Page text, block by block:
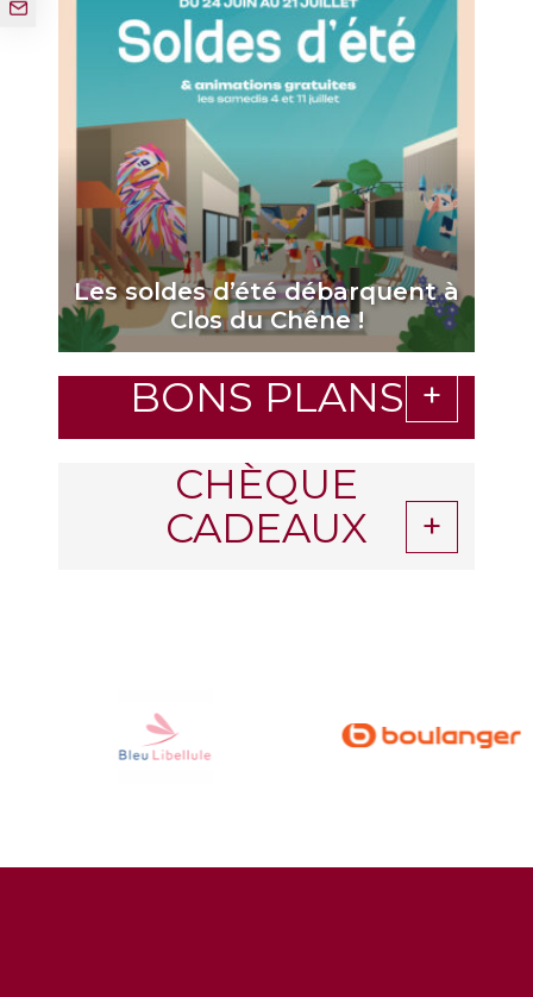
Les soldes d’été débarquent à
Clos du Chêne !
BONS PLANS
CHÈQUE
CADEAUX